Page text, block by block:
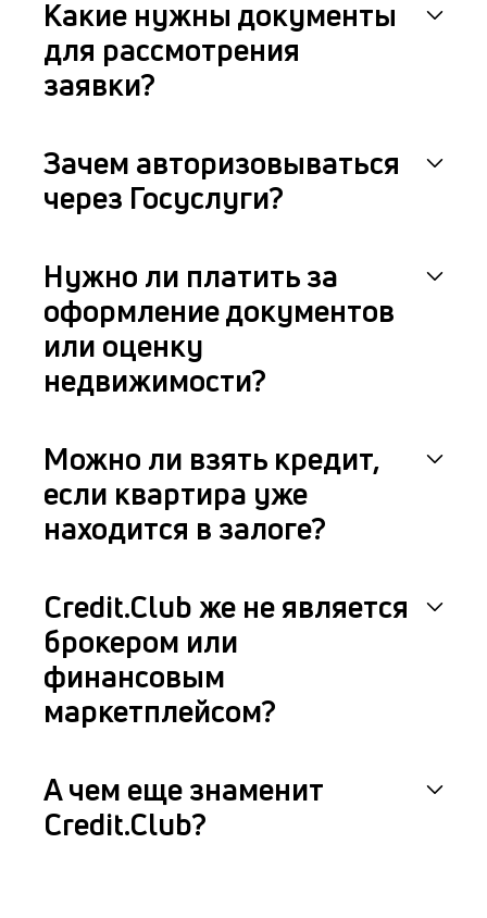
Какие нужны документы
для рассмотрения
заявки?
Зачем авторизовываться
через Госуслуги?
Нужно ли платить за
оформление документов
или оценку
недвижимости?
Можно ли взять кредит,
если квартира уже
находится в залоге?
Credit.Club же не является
брокером или
финансовым
маркетплейсом?
А чем еще знаменит
Credit.Club?